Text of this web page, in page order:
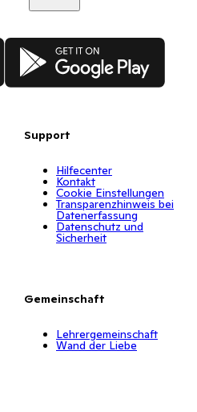
Google Play
Support
Hilfecenter
Kontakt
Cookie Einstellungen
Transparenzhinweis bei
Datenerfassung
Datenschutz und
Sicherheit
Gemeinschaft
Lehrergemeinschaft
Wand der Liebe